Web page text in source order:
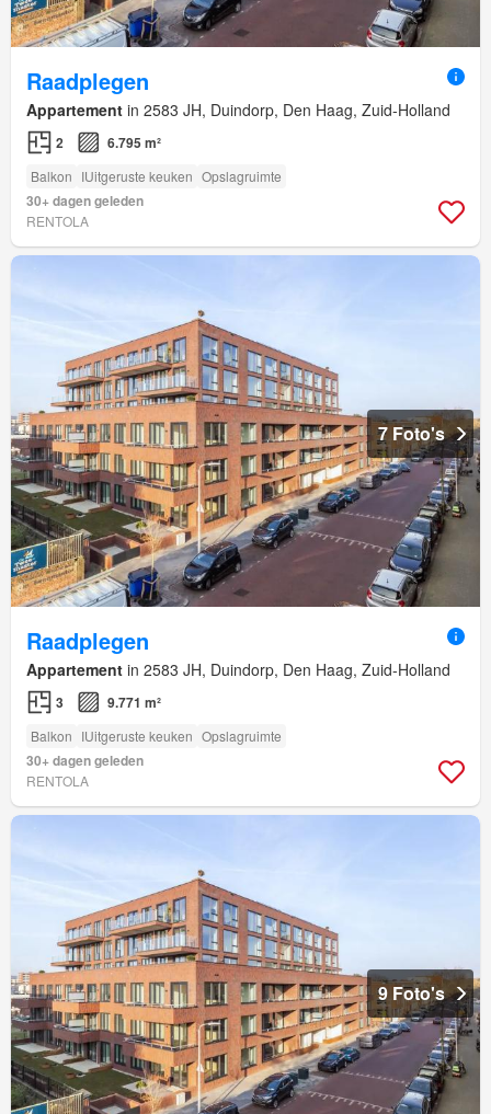
Raadplegen
Appartement in 2583 JH, Duindorp, Den Haag, Zuid-Holland
2 6.795 m²
Balkon IUitgeruste keuken Opslagruimte
30+ dagen geleden
RENTOLA
7 Foto's
Raadplegen
Appartement in 2583 JH, Duindorp, Den Haag, Zuid-Holland
3 9.771 m²
Balkon IUitgeruste keuken Opslagruimte
30+ dagen geleden
RENTOLA
9 Foto's